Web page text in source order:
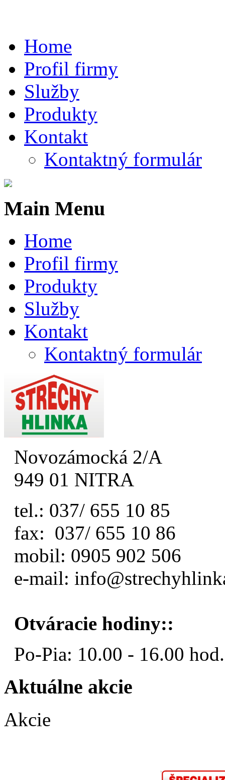
Home
Profil firmy
Služby
Produkty
Kontakt
Kontaktný formulár
Main Menu
Home
Profil firmy
Produkty
Služby
Kontakt
Kontaktný formulár
Novozámocká 2/A
949 01 NITRA
tel.: 037/ 655 10 85
fax: 037/ 655 10 86
mobil: 0905 902 506
e-mail:
Otváracie hodiny::
Po-Pia: 10.00 - 16.00 hod.
Aktuálne akcie
Akcie